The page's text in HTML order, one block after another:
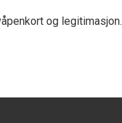
og legitimasjon.